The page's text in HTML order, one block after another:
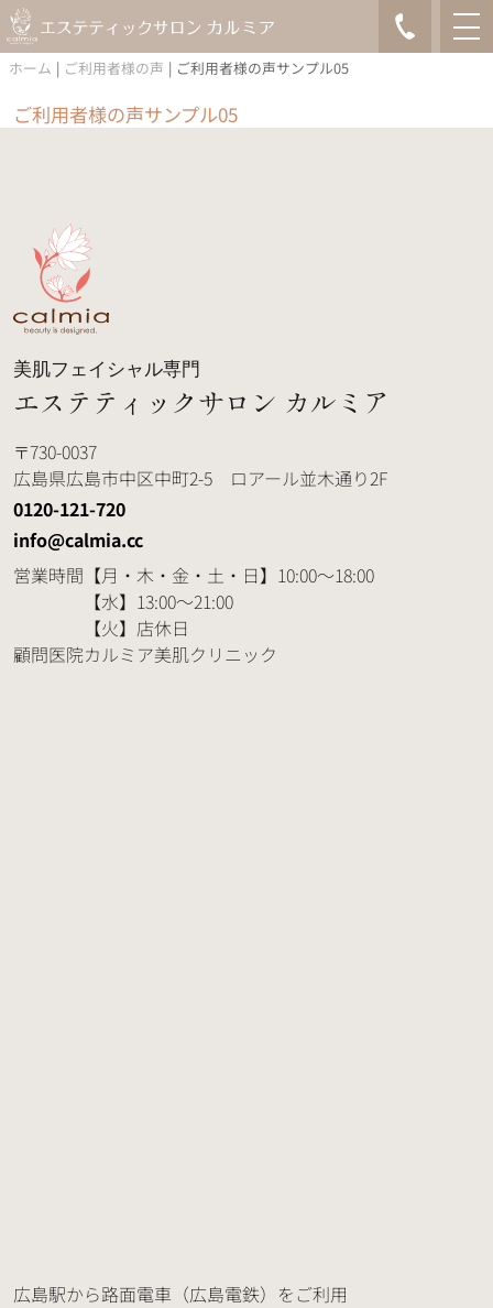
ホーム | ご利用者様の声 | ご利用者様の声サンプル05
ご利用者様の声サンプル05
美肌フェイシャル専門
エステティックサロン カルミア
730-0037
広島県広島市中区中町2-5 ロアール並木通り2F
0120-121-720
info@calmia.cc
営業時間 【月・木・金・土・日】10:00～18:00
【水】13:00～21:00
【火】店休日
顧問医院カルミア美肌クリニック
広島駅から路面電車（広島電鉄）をご利用